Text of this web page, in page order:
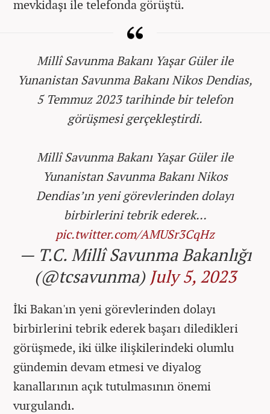
mevkidaşı ile telefonda görüştü.
Millî Savunma Bakanı Yaşar Güler ile
Yunanistan Savunma Bakanı Nikos Dendias,
5 Temmuz 2023 tarihinde bir telefon
görüşmesi gerçekleştirdi.
Millî Savunma Bakanı Yaşar Güler ile
Yunanistan Savunma Bakanı Nikos
Dendias’ın yeni görevlerinden dolayı
birbirlerini tebrik ederek…
pic.twitter.com/AMUSr3CqHz
— T.C. Millî Savunma Bakanlığı
(@tcsavunma) July 5, 2023
İki Bakan'ın yeni görevlerinden dolayı
birbirlerini tebrik ederek başarı diledikleri
görüşmede, iki ülke ilişkilerindeki olumlu
gündemin devam etmesi ve diyalog
kanallarının açık tutulmasının önemi
vurgulandı.